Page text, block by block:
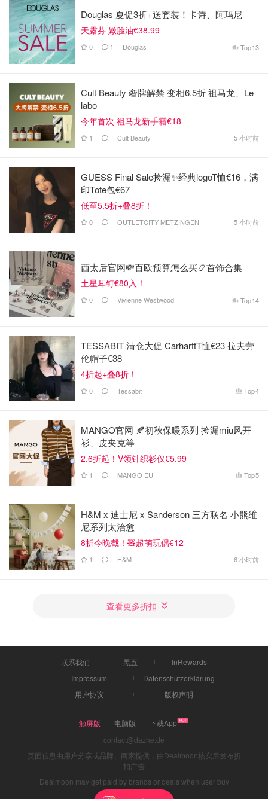
Douglas 夏促3折+送套装！卡诗、阿玛尼
天露芬 嫩脸油€38.99
0 1 Douglas Top13
Cult Beauty 奢牌解禁 变相6.5折 祖马龙、Le
labo
今年首次 祖马龙新手霜€18
1 Cult Beauty 5 小时前
GUESS Final Sale捡漏✨经典logoT恤€16，满
印Tote包€67
低至5.5折+叠8折！
0 OUTLETCITY METZINGEN 5 小时前
西太后官网💸百欧预算怎么买📿首饰合集
土星耳钉€80入！
0 Vivienne Westwood Top14
TESSABIT 清仓大促 CarharttT恤€23 拉夫劳
伦帽子€38
4折起+叠8折！
0 Tessabit Top4
MANGO官网 🍂初秋保暖系列 捡漏miu风开
衫、皮夹克等
2.6折起！V领针织衫仅€5.99
1 MANGO EU Top5
H&M x 迪士尼 x Sanderson 三方联名 小熊维
尼系列太治愈
8折今晚截！🧸超萌玩偶€12
1 H&M 6 小时前
查看更多折扣
联系我们 黑五
InRewards
Impressum
Datenschutzerklärung
用户协议
版权声明
触屏版 电脑版
下载App
contact@dazhe.de
页面信息由用户分享或品牌、商家提供，由Dealmoon核实后发布折
扣广告
Dealmoon may get paid by brands or deals when user buy
through links